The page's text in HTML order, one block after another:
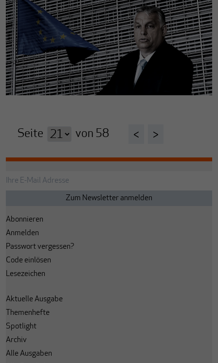
Seite von 58 < >
Abonnieren
Anmelden
Passwort vergessen?
Code einlösen
Lesezeichen
Aktuelle Ausgabe
Themenhefte
Spotlight
Archiv
Alle Ausgaben